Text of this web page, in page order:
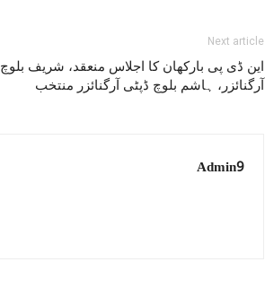
Next article
این ڈی پی بارکھان کا اجلاس منعقد، شریف بلوچ
آرگنائزر، ہاشم بلوچ ڈپٹی آرگنائزر منتخب
Admin9